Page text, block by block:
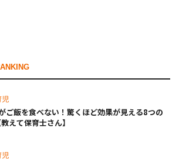
児
ご飯を食べない！驚くほど効果が見える8つの
えて保育士さん】
児